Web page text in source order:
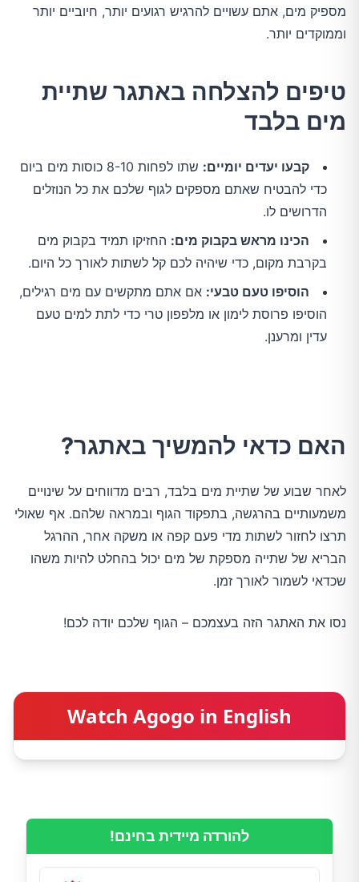
מספיק מים, אתם עשויים להרגיש רגועים יותר, חיוביים יותר
וממוקדים יותר.
טיפים להצלחה באתגר שתיית
מים בלבד
קבעו יעדים יומיים:
שתו לפחות 8-10 כוסות מים ביום
כדי להבטיח שאתם מספקים לגוף שלכם את כל הנוזלים
הדרושים לו.
הכינו מראש בקבוק מים: החזיקו תמיד בקבוק מים
בקרבת מקום, כדי שיהיה לכם קל לשתות לאורך כל היום.
הוסיפו טעם טבעי: אם אתם מתקשים עם מים רגילים,
הוסיפו פרוסת לימון או מלפפון טרי כדי לתת למים טעם
עדין ומרענן.
האם כדאי להמשיך באתגר?
לאחר שבוע של שתיית מים בלבד, רבים מדווחים על שינויים
משמעותיים בהרגשה, בתפקוד הגוף ובמראה שלהם. אף שאולי
תרצו לחזור לשתות מדי פעם קפה או משקה אחר, ההרגל
הבריא של שתייה מספקת של מים יכול בהחלט להיות משהו
שכדאי לשמור לאורך זמן.
נסו את האתגר הזה בעצמכם – הגוף שלכם יודה לכם!
Watch Agogo in English
להורדה מיידית בחינם!